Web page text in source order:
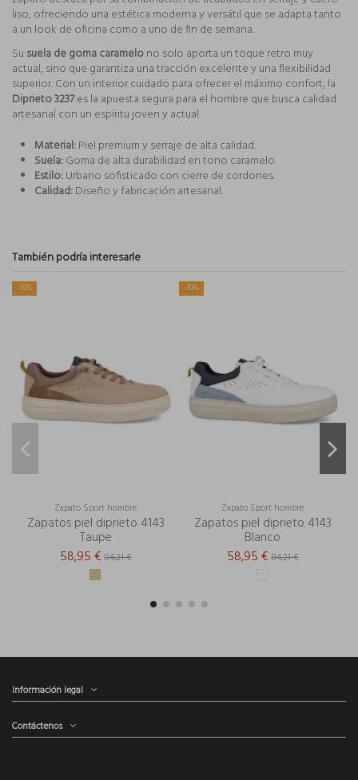
liso, ofreciendo una estética moderna y versátil que se adapta tanto
a un look de oficina como a uno de fin de semana.
Su suela de goma caramelono solo aporta un toque retro muy
actual, sino que garantiza una tracción excelente y una flexibilidad
superior. Con un interior cuidado para ofrecer el máximo confort, la
Diprieto 3237es la apuesta segura para el hombre que busca calidad
artesanal con un espíritu joven y actual.
Material:Piel premium y serraje de alta calidad.
Suela:Goma de alta durabilidad en tono caramelo.
Estilo:Urbano sofisticado con cierre de cordones.
Calidad:Diseño y fabricación artesanal.
También podría interesarle
-30%
Zapato Sport hombre
Zapatos piel diprieto 4143
Taupe
58,95 €84,21 €
-30%
Zapato Sport hombre
Zapatos piel diprieto 4143
Blanco
58,95 €84,21 €
Información legal
Contáctenos